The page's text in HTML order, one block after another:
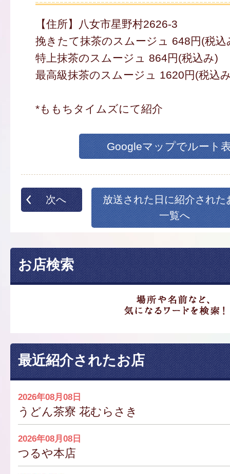
【住所】八女市星野村2626-3
挽きたて抹茶のスムージュ 648円(税込
特上抹茶のスムージュ 864円(税込み)
最高級抹茶のスムージュ 1620円(税込
*ももちタイムズにて紹介
Googleマップでルート
次へ
放送された日に紹介された
一覧へ
お店検索
最近紹介されたお店
2026年08月08日
うどん茶寮 花むらさき
2026年08月08日
つるや本店